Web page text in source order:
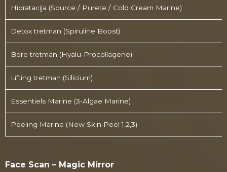
Hidratacija (Source / Purete / Cold Cream Marine)
Detox tretman (Spiruline Boost)
Bore tretman (Hyalu-Procollagene)
Lifting tretman (Silicium)
Essentiels Marine (3-Algae Marine)
Peeling Marine (New Skin Peel 1,2,3)
Face Scan – Magic Mirror